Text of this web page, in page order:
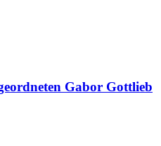
Gabor Gottlieb